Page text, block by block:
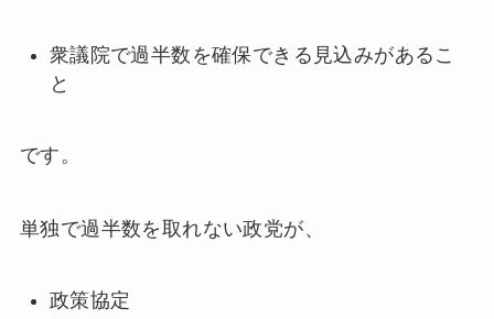
衆議院で過半数を確保できる見込みがあるこ
と
です。
単独で過半数を取れない政党が、
政策協定